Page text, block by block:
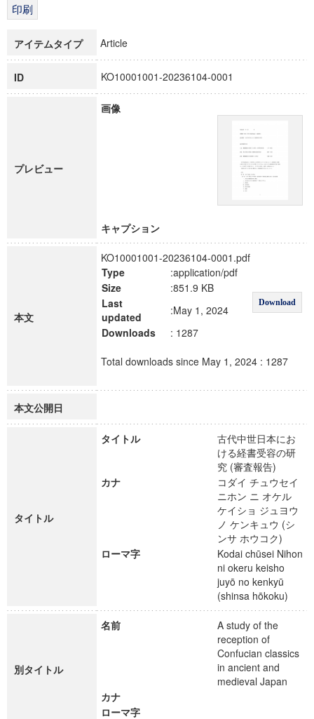
博士課程教育リーディングプログラム「超成熟社会発展のサ
アイテムタイプ Article
ID KO10001001-20236104-0001
プレビュー
画像
キャプション
本文
KO10001001-20236104-0001.pdf
Type
:application/pdf
Download
Size
:851.9 KB
Last
updated
:May 1, 2024
Downloads
: 1287
Total downloads since May 1, 2024 : 1287
本文公開日
タイトル
タイトル
古代中世日本にお
ける経書受容の研
究 (審査報告)
カナ
コダイ チュウセイ
ニホン ニ オケル
ケイショ ジュヨウ
ノ ケンキュウ (シ
ンサ ホウコク)
ローマ字
Kodai chūsei Nihon
ni okeru keisho
juyō no kenkyū
(shinsa hōkoku)
別タイトル
名前
A study of the
reception of
Confucian classics
in ancient and
medieval Japan
カナ
ローマ字